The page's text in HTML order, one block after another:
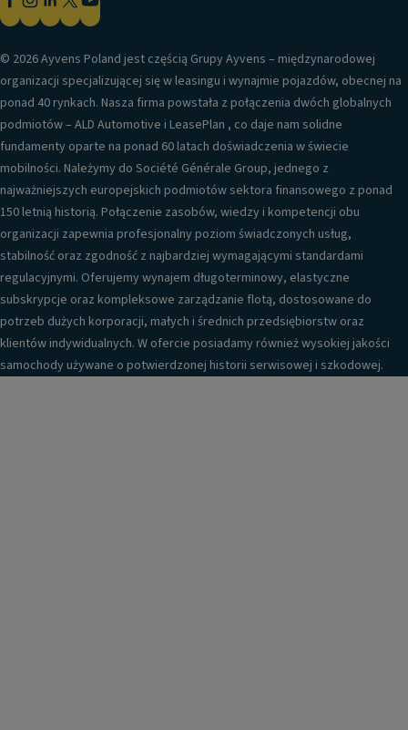
© 2026 Ayvens Poland jest częścią Grupy Ayvens – międzynarodowej
organizacji specjalizującej się w leasingu i wynajmie pojazdów, obecnej na
ponad 40 rynkach. Nasza firma powstała z połączenia dwóch globalnych
podmiotów – ALD Automotive i LeasePlan , co daje nam solidne
fundamenty oparte na ponad 60 latach doświadczenia w świecie
mobilności. Należymy do Société Générale Group, jednego z
najważniejszych europejskich podmiotów sektora finansowego z ponad
150 letnią historią. Połączenie zasobów, wiedzy i kompetencji obu
organizacji zapewnia profesjonalny poziom świadczonych usług,
stabilność oraz zgodność z najbardziej wymagającymi standardami
regulacyjnymi. Oferujemy wynajem długoterminowy, elastyczne
subskrypcje oraz kompleksowe zarządzanie flotą, dostosowane do
potrzeb dużych korporacji, małych i średnich przedsiębiorstw oraz
klientów indywidualnych. W ofercie posiadamy również wysokiej jakości
samochody używane o potwierdzonej historii serwisowej i szkodowej.